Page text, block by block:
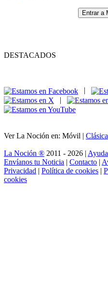
Entrar a
DESTACADOS
|
|
Ver La Noción en: Móvil | Clásica
La Noción ® 2011 - 2026 | Ayuda
Envíanos tu Noticia | Contacto |
Privacidad | Política de cookies |
cookies